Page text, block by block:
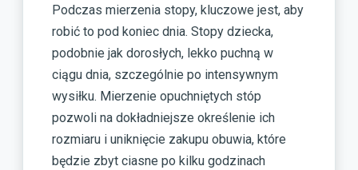
Podczas mierzenia stopy, kluczowe jest, aby
robić to pod koniec dnia. Stopy dziecka,
podobnie jak dorosłych, lekko puchną w
ciągu dnia, szczególnie po intensywnym
wysiłku. Mierzenie opuchniętych stóp
pozwoli na dokładniejsze określenie ich
rozmiaru i uniknięcie zakupu obuwia, które
będzie zbyt ciasne po kilku godzinach